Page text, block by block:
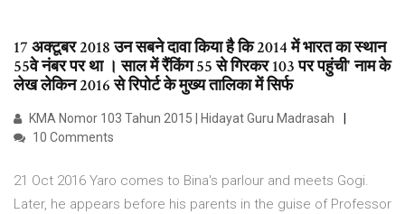
17 अक्टूबर 2018 उन सबने दावा किया है कि 2014 में भारत का स्थान
55वे नंबर पर था । साल में रैंकिंग 55 से गिरकर 103 पर पहुंची' नाम के
लेख लेकिन 2016 से रिपोर्ट के मुख्य तालिका में सिर्फ
KMA Nomor 103 Tahun 2015 | Hidayat Guru Madrasah
10 Comments
21 Oct 2016 Yaro comes to Bina's parlour and meets Gogi.
Later, he appears before his parents in the guise of Professor